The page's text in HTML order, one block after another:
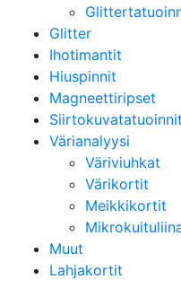
Glitter
Ihotimantit
Hiuspinnit
Magneettiripset
Siirtokuvatatuoinnit
Värianalyysi
Väriviuhkat
Värikortit
Meikkikortit
Muut
Lahjakortit